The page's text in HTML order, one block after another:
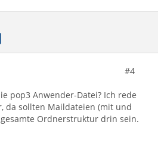
#4
pop3 Anwender-Datei? Ich rede
da sollten Maildateien (mit und
Ordnerstruktur drin sein.